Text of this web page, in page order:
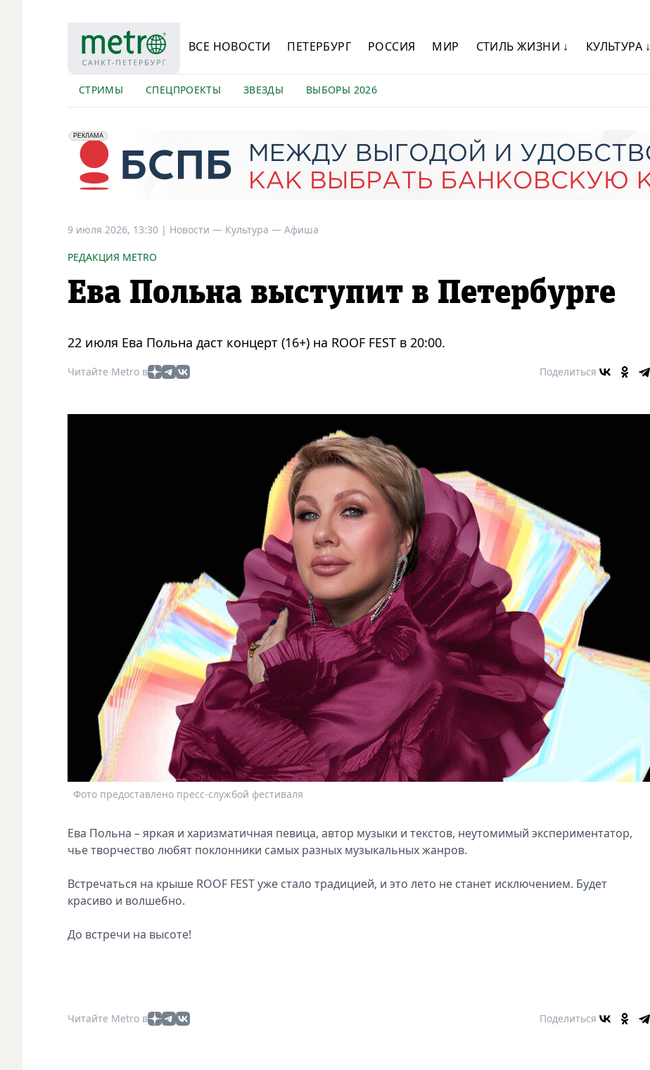
ВСЕ НОВОСТИ ПЕТЕРБУРГ РОССИЯ МИР СТИЛЬ ЖИЗНИ ↓ КУЛЬТУРА ↓
СТРИМЫ СПЕЦПРОЕКТЫ ЗВЕЗДЫ ВЫБОРЫ 2026
erid: 2VfnxyFybV5
РЕКЛАМА
ПАО "Банк "Санкт-Петербург", ИНН: 7831000027
9 июля 2026, 13:30 | Новости — Культура — Афиша
РЕДАКЦИЯ METRO
Ева Польна выступит в Петербурге
22 июля Ева Польна даст концерт (16+) на ROOF FEST в 20:00.
Читайте Metro в Поделиться
Фото предоставлено пресс-службой фестиваля
Ева Польна – яркая и харизматичная певица, автор музыки и текстов, неутомимый экспериментатор,
чье творчество любят поклонники самых разных музыкальных жанров.
Встречаться на крыше ROOF FEST уже стало традицией, и это лето не станет исключением. Будет
красиво и волшебно.
До встречи на высоте!
Читайте Metro в Поделиться